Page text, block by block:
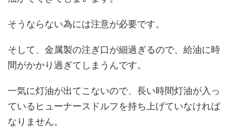
そうならない為には注意が必要です。
そして、金属製の注ぎ口が細過ぎるので、給油に時
間がかかり過ぎてしまうんです。
一気に灯油が出てこないので、長い時間灯油が入っ
ているヒューナースドルフを持ち上げていなければ
なりません。